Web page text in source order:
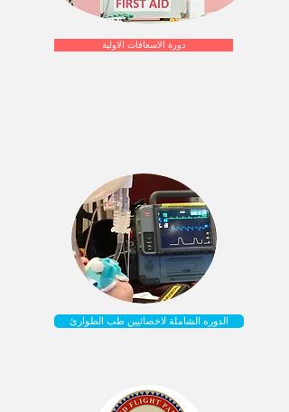
دورة الاسعافات الاولية
الدوره الشاملة لاخصائيين طب الطوارئ